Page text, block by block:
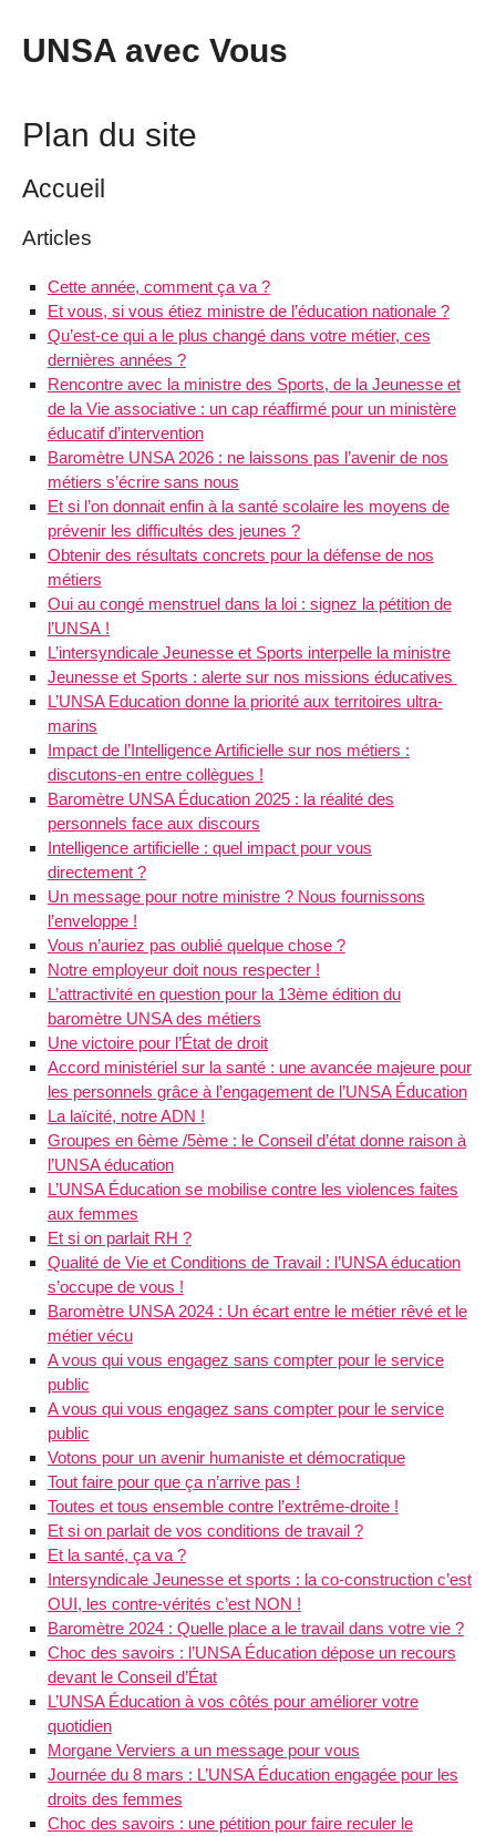
UNSA avec Vous
Plan du site
Accueil
Articles
Cette année, comment ça va ?
Et vous, si vous étiez ministre de l’éducation nationale ?
Qu’est-ce qui a le plus changé dans votre métier, ces
dernières années ?
Rencontre avec la ministre des Sports, de la Jeunesse et
de la Vie associative : un cap réaffirmé pour un ministère
éducatif d’intervention
Baromètre UNSA 2026 : ne laissons pas l’avenir de nos
métiers s’écrire sans nous
Et si l’on donnait enfin à la santé scolaire les moyens de
prévenir les difficultés des jeunes ?
Obtenir des résultats concrets pour la défense de nos
métiers
Oui au congé menstruel dans la loi : signez la pétition de
l’UNSA !
L’intersyndicale Jeunesse et Sports interpelle la ministre
Jeunesse et Sports : alerte sur nos missions éducatives
L’UNSA Education donne la priorité aux territoires ultra-
marins
Impact de l’Intelligence Artificielle sur nos métiers :
discutons-en entre collègues !
Baromètre UNSA Éducation 2025 : la réalité des
personnels face aux discours
Intelligence artificielle : quel impact pour vous
directement ?
Un message pour notre ministre ? Nous fournissons
l’enveloppe !
Vous n’auriez pas oublié quelque chose ?
Notre employeur doit nous respecter !
L’attractivité en question pour la 13ème édition du
baromètre UNSA des métiers
Une victoire pour l’État de droit
Accord ministériel sur la santé : une avancée majeure pour
les personnels grâce à l’engagement de l’UNSA Éducation
La laïcité, notre ADN !
Groupes en 6ème /5ème : le Conseil d’état donne raison à
l’UNSA éducation
L’UNSA Éducation se mobilise contre les violences faites
aux femmes
Et si on parlait RH ?
Qualité de Vie et Conditions de Travail : l’UNSA éducation
s’occupe de vous !
Baromètre UNSA 2024 : Un écart entre le métier rêvé et le
métier vécu
A vous qui vous engagez sans compter pour le service
public
A vous qui vous engagez sans compter pour le service
public
Votons pour un avenir humaniste et démocratique
Tout faire pour que ça n’arrive pas !
Toutes et tous ensemble contre l’extrême-droite !
Et si on parlait de vos conditions de travail ?
Et la santé, ça va ?
Intersyndicale Jeunesse et sports : la co-construction c’est
OUI, les contre-vérités c’est NON !
Baromètre 2024 : Quelle place a le travail dans votre vie ?
Choc des savoirs : l’UNSA Éducation dépose un recours
devant le Conseil d’État
L’UNSA Éducation à vos côtés pour améliorer votre
quotidien
Morgane Verviers a un message pour vous
Journée du 8 mars : L’UNSA Éducation engagée pour les
droits des femmes
Choc des savoirs : une pétition pour faire reculer le